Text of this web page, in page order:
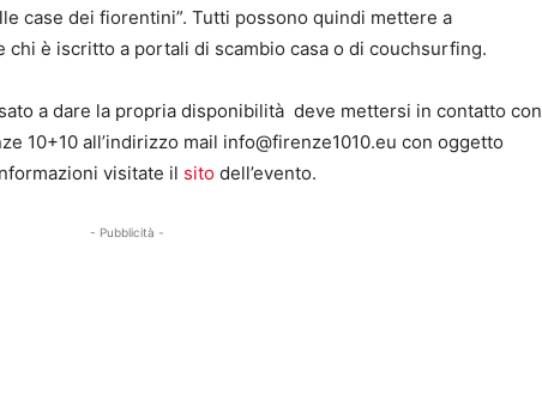
case dei fiorentini”. Tutti possono quindi mettere a
chi è iscritto a portali di scambio casa o di couchsurfing.
a dare la propria disponibilità deve mettersi in contatto con
10+10 all’indirizzo mail info@firenze1010.eu con oggetto
visitate il sito dell’evento.
- Pubblicità -